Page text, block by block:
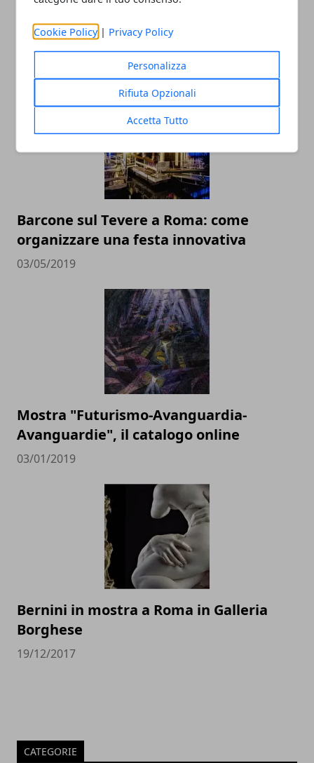
Cookie Policy | Privacy Policy
Personalizza
Rifiuta Opzionali
Accetta Tutto
Barcone sul Tevere a Roma: come
organizzare una festa innovativa
03/05/2019
Mostra "Futurismo-Avanguardia-
Avanguardie", il catalogo online
03/01/2019
Bernini in mostra a Roma in Galleria
Borghese
19/12/2017
CATEGORIE